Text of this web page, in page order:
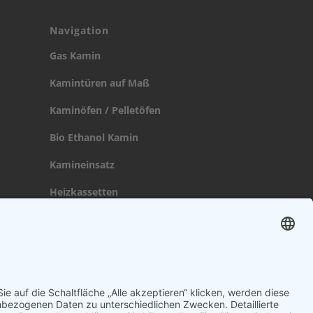
Navigation
Gas Kamin
Kamintüren auf Maß
Kaminöfen / Pelletöfen
Bio Ethanol Kamin
Kamineinsatz
Heizkassetten